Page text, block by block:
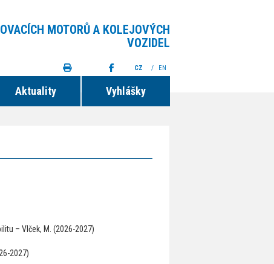
MOTORŮ A KOLEJOVÝCH
VOZIDEL
Aktuality Vyhlášky
CZ / EN
– Vlček, M. (2026-2027)
2027)